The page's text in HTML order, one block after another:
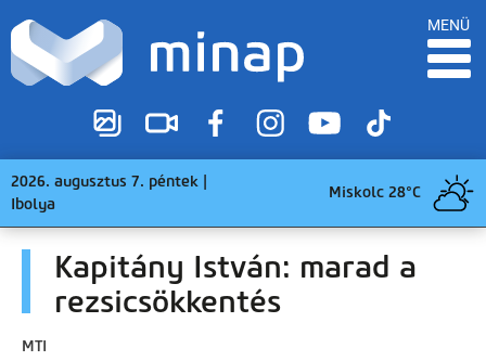
MENÜ
2026. augusztus 7. péntek |
Ibolya
Miskolc 28°C
Kapitány István: marad a
rezsicsökkentés
MTI